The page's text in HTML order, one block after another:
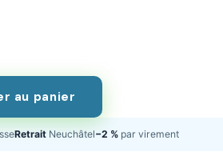
au panier
Retrait Neuchâtel−2 % par virement